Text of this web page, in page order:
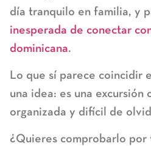
día tranquilo en familia, y
inesperada de conectar
dominicana.
Lo que sí parece coincidir
una idea: es una excursión
organizada y difícil de
¿Quieres comprobarlo por